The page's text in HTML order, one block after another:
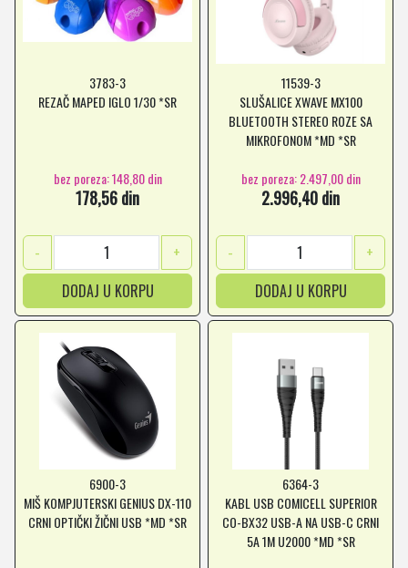
3783-3
REZAČ MAPED IGLO 1/30 *SR
bez poreza: 148,80 din
178,56 din
-
+
DODAJ U KORPU
11539-3
SLUŠALICE XWAVE MX100
BLUETOOTH STEREO ROZE SA
MIKROFONOM *MD *SR
bez poreza: 2.497,00 din
2.996,40 din
-
+
DODAJ U KORPU
6900-3
MIŠ KOMPJUTERSKI GENIUS DX-110
CRNI OPTIČKI ŽIČNI USB *MD *SR
6364-3
KABL USB COMICELL SUPERIOR
CO-BX32 USB-A NA USB-C CRNI
5A 1M U2000 *MD *SR